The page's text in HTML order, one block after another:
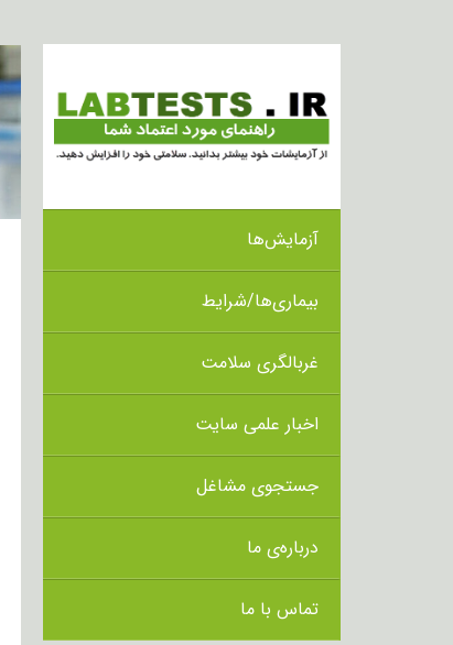
آزمایش‌ها
بیماری‌ها/شرایط
غربالگری سلامت
اخبار علمی سایت
جستجوی مشاغل
درباره‌ی ما
تماس با ما